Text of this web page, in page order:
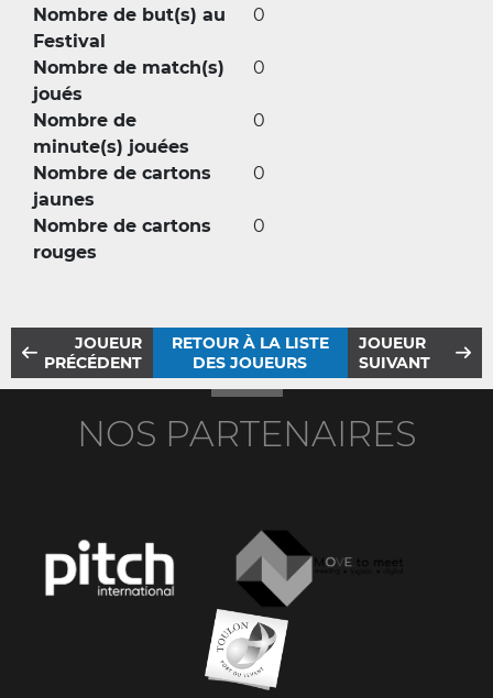
Nombre de but(s) au
Festival
0
Nombre de match(s)
joués
0
Nombre de
minute(s) jouées
0
Nombre de cartons
jaunes
0
Nombre de cartons
rouges
0
JOUEUR
PRÉCÉDENT
RETOUR À LA LISTE
DES JOUEURS
JOUEUR
SUIVANT
NOS PARTENAIRES